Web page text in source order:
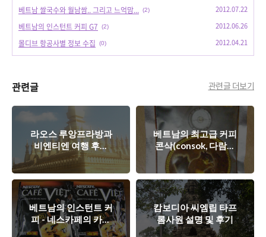
베트남 쌀국수와 월남쌈.. 그리고 느억맘... (2) 2012.07.22
베트남의 인스턴트 커피 G7 (2) 2012.06.26
몰디브 항공사별 정보 수집 (0) 2012.04.21
관련글 관련글 더보기
라오스 루앙프라방과
비엔티엔 여행 후기
(항공편, 관광지 사진
및 설명)
베트남의 최고급 커피
콘삭(consok, 다람쥐
똥 커피)의 느낌
베트남의 인스턴트 커
피 - 네스카페의 카페
비엣(cafe viet)
캄보디아 씨엠립 타프
롬사원 설명 및 후기